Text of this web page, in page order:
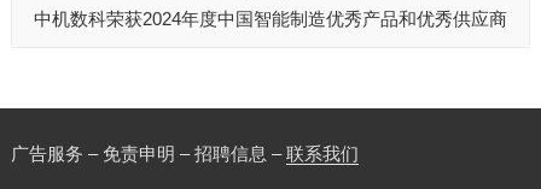
中机数科荣获2024年度中国智能制造优秀产品和优秀供应商
广告服务 – 免责申明 – 招聘信息 –联系我们